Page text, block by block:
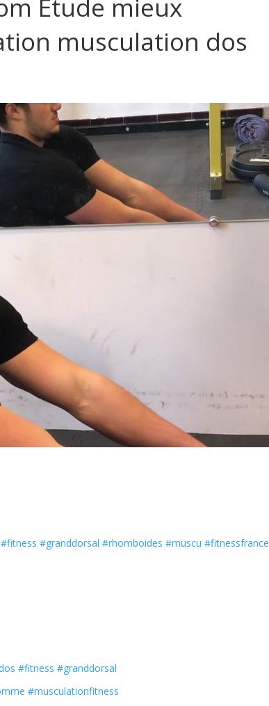
Etude mieux
musculation dos
#fitness #granddorsal #rhomboides #muscu #fitnessfrance
#fitness #granddorsal
#musculationfitness